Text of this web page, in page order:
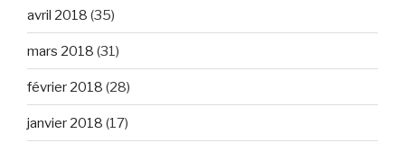
avril 2018 (35)
mars 2018 (31)
février 2018 (28)
janvier 2018 (17)